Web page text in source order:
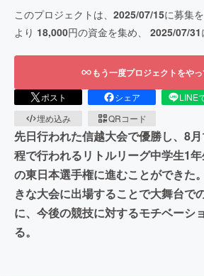
このプロジェクトは、 2025/07/15に募集
より 18,000円の資金を集め、 2025/07/31
もう一度プロジェクトをや
ポスト シェア LINE
埋め込み
QRコード
先日行われた信越大会で優勝し、8
程で行われるリトルリーグ中学生1
の東日本選手権に進むことができた
きな大会に出場することで大舞台で
に、今後の競技に対するモチベーシ
る。